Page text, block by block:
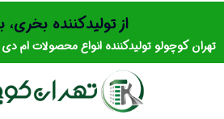
حساب کاربری من
تغییر گذر واژه
از تولیدکننده بخری،
تهران کوچولو تولیدکننده انواع محصولات ام